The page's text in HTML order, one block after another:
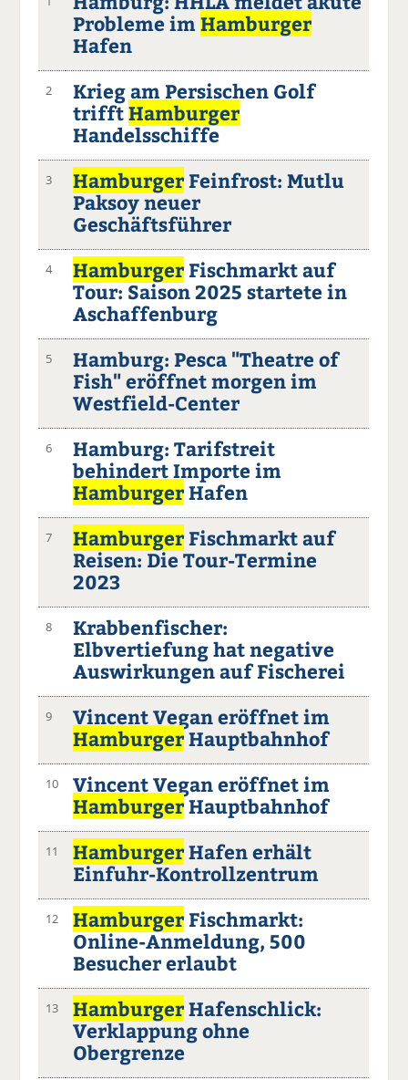
Probleme imHamburger
Hafen
2
Krieg am Persischen Golf
trifftHamburger
Handelsschiffe
3 Hamburger Feinfrost: Mutlu
Paksoy neuer
Geschäftsführer
4 Hamburger Fischmarkt auf
Tour: Saison 2025 startete in
Aschaffenburg
5
Hamburg: Pesca "Theatre of
Fish" eröffnet morgen im
Westfield-Center
6
Hamburg: Tarifstreit
behindert Importe im
HamburgerHafen
7 Hamburger Fischmarkt auf
Reisen: Die Tour-Termine
2023
8
Krabbenfischer:
Elbvertiefung hat negative
Auswirkungen auf Fischerei
9
Vincent Vegan eröffnet im
HamburgerHauptbahnhof
10
Vincent Vegan eröffnet im
HamburgerHauptbahnhof
11 HamburgerHafen erhält
Einfuhr-Kontrollzentrum
12 Hamburger Fischmarkt:
Online-Anmeldung, 500
Besucher erlaubt
13 HamburgerHafenschlick:
Verklappung ohne
Obergrenze